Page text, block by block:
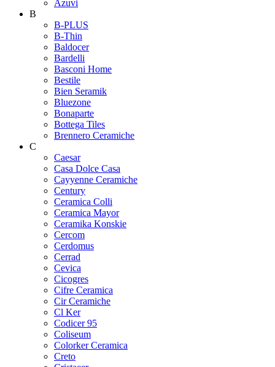
Azuvi
B
B-PLUS
B-Thin
Baldocer
Bardelli
Basconi Home
Bestile
Bien Seramik
Bluezone
Bonaparte
Bottega Tiles
Brennero Ceramiche
C
Caesar
Casa Dolce Casa
Cayyenne Ceramiche
Century
Ceramica Colli
Ceramica Mayor
Ceramika Konskie
Cercom
Cerdomus
Cerrad
Cevica
Cicogres
Cifre Ceramica
Cir Ceramiche
Cl Ker
Codicer 95
Coliseum
Colorker Ceramica
Creto